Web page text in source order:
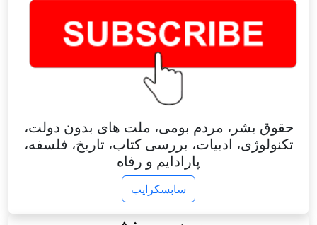
حقوق بشر، مردم بومی، ملت های بدون دولت،
تکنولوژی، ادبیات، بررسی کتاب، تاریخ، فلسفه،
پارادایم و رفاه
سابسکرایب